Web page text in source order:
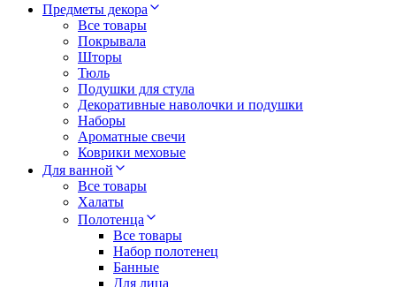
Предметы декора
Все товары
Покрывала
Шторы
Тюль
Подушки для стула
Декоративные наволочки и подушки
Наборы
Ароматные свечи
Коврики меховые
Для ванной
Все товары
Халаты
Полотенца
Все товары
Набор полотенец
Банные
Для лица